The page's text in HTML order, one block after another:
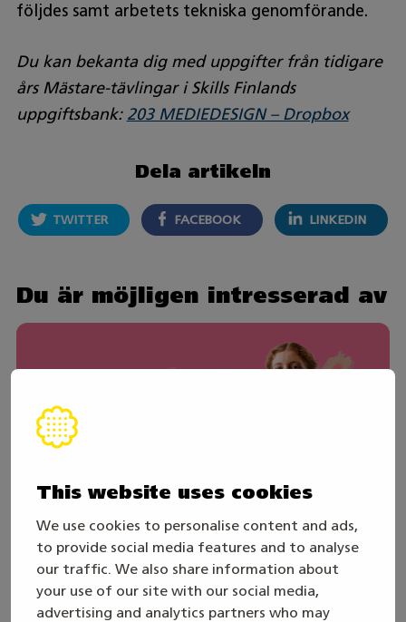
This website uses cookies
We use cookies to personalise content and ads,
to provide social media features and to analyse
our traffic. We also share information about
your use of our site with our social media,
advertising and analytics partners who may
följdes samt arbetets tekniska genomförande.
Du kan bekanta dig med uppgifter från tidigare
års Mästare-tävlingar i Skills Finlands
uppgiftsbank: 203 MEDIEDESIGN – Dropbox
Dela artikeln
TWITTER FACEBOOK LINKEDIN
Du är möjligen intresserad av
30. juli
Skills Games 2027-året inleds – följ den